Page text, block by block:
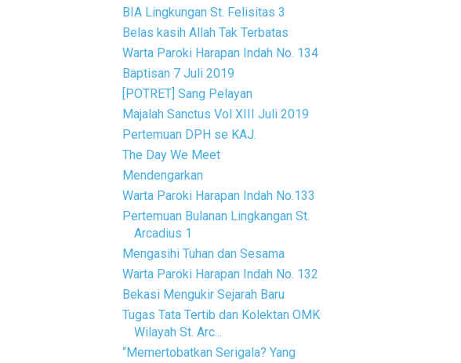
BIA Lingkungan St. Felisitas 3
Belas kasih Allah Tak Terbatas
Warta Paroki Harapan Indah No. 134
Baptisan 7 Juli 2019
[POTRET] Sang Pelayan
Majalah Sanctus Vol XIII Juli 2019
Pertemuan DPH se KAJ.
The Day We Meet
Mendengarkan
Warta Paroki Harapan Indah No.133
Pertemuan Bulanan Lingkangan St.
Arcadius 1
Mengasihi Tuhan dan Sesama
Warta Paroki Harapan Indah No. 132
Bekasi Mengukir Sejarah Baru
Tugas Tata Tertib dan Kolektan OMK
Wilayah St. Arc...
“Memertobatkan Serigala? Yang